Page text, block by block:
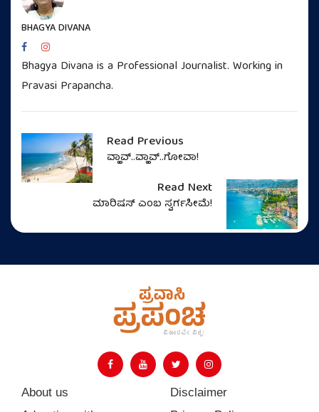
BHAGYA DIVANA
Bhagya Divana is a Professional Journalist. Working in
Pravasi Prapancha.
Read Previous
ವ್ಹಾವ್..ವ್ಹಾವ್..ಗೋವಾ!
Read Next
ಮಾರಿಷಸ್‌ ಎಂಬ ಸ್ವರ್ಗಸೀಮೆ!
About us
Disclaimer